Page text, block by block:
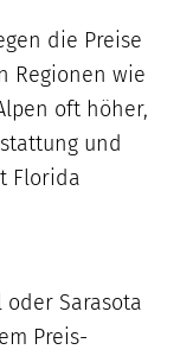
die Preise
Regionen wie
oft höher,
und
Florida
oder Sarasota
Preis-